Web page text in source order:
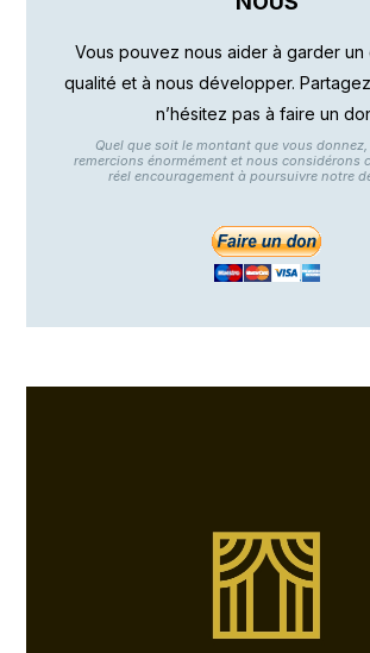
Vous pouvez nous aider à garder un
qualité et à nous développer.
n’hésitez pas à faire un
Quel que soit le montant que vous
remercions énormément et nous considérons
réel encouragement à poursuivre notre